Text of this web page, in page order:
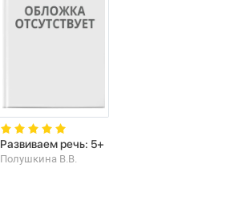
Развиваем речь: 5+
Полушкина В.В.